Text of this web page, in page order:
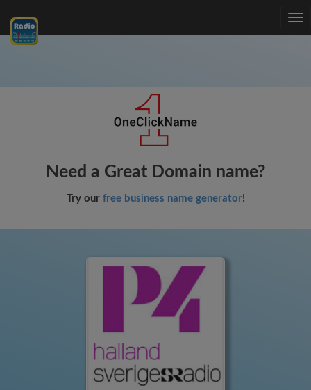
Need a Great Domain name?
Try our free business name generator!